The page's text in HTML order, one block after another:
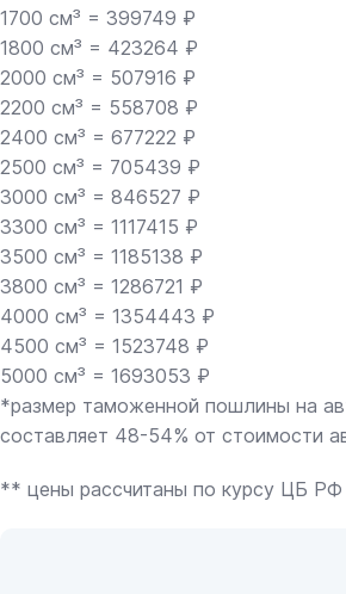
1700 см³ = 399749 ₽
1800 см³ = 423264 ₽
2000 см³ = 507916 ₽
2200 см³ = 558708 ₽
2400 см³ = 677222 ₽
2500 см³ = 705439 ₽
3000 см³ = 846527 ₽
3300 см³ = 1117415 ₽
3500 см³ = 1185138 ₽
3800 см³ = 1286721 ₽
4000 см³ = 1354443 ₽
4500 см³ = 1523748 ₽
5000 см³ = 1693053 ₽
*размер таможенной пошлины на
составляет 48-54% от стоимости
** цены рассчитаны по курсу ЦБ РФ